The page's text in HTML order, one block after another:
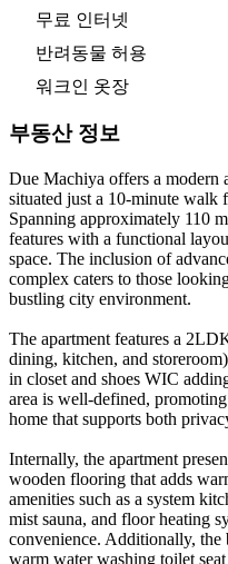
무료 인터넷
반려동물 허용
워크인 옷장
부동산 정보
Due Machiya offers a modern
situated just a 10-minute
Spanning approximately 110
features with a functional
space. The inclusion of
complex caters to those
bustling city environment.
The apartment features a
dining, kitchen, and
in closet and shoes WIC
area is well-defined,
home that supports both
Internally, the apartment
wooden flooring that adds
amenities such as a system
mist sauna, and floor heating
convenience. Additionally, the
warm water washing toilet